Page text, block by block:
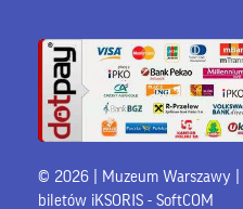
© 2026 | Muzeum Warszawy |
biletów iKSORIS - SoftCOM